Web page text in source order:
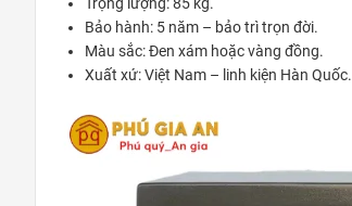
Bảo hành: 5 năm – bảo trì trọn đời.
Màu sắc: Đen xám hoặc vàng đồng.
Xuất xứ: Việt Nam – linh kiện Hàn Quốc.